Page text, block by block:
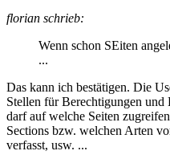
florian schrieb:
Wenn schon SEiten
...
Das kann ich bestätigen. Die
Stellen für Berechtigungen und
darf auf welche Seiten
Sections bzw. welchen Arten
verfasst, usw. ...